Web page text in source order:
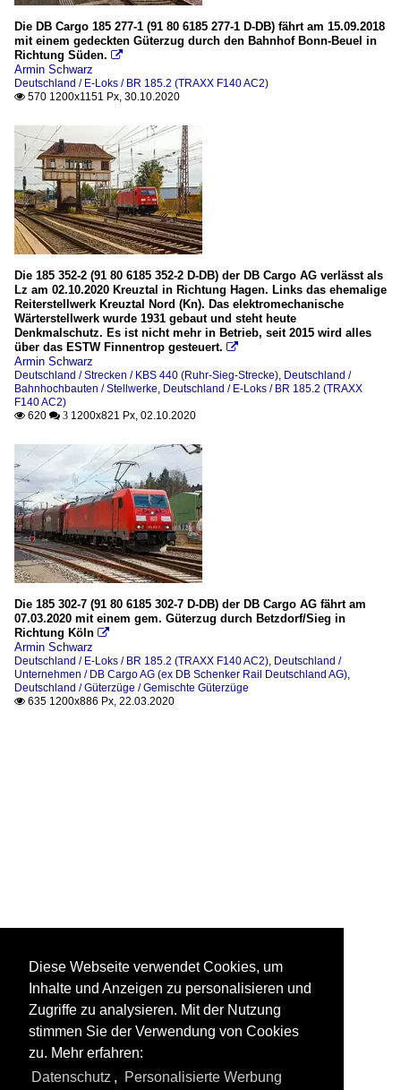
Die DB Cargo 185 277-1 (91 80 6185 277-1 D-DB) fährt am 15.09.2018
mit einem gedeckten Güterzug durch den Bahnhof Bonn-Beuel in
Richtung Süden. 
Armin Schwarz
Deutschland / E-Loks / BR 185.2 (TRAXX F140 AC2)
 570 1200x1151 Px, 30.10.2020
Die 185 352-2 (91 80 6185 352-2 D-DB) der DB Cargo AG verlässt als
Lz am 02.10.2020 Kreuztal in Richtung Hagen. Links das ehemalige
Reiterstellwerk Kreuztal Nord (Kn). Das elektromechanische
Wärterstellwerk wurde 1931 gebaut und steht heute
Denkmalschutz. Es ist nicht mehr in Betrieb, seit 2015 wird alles
über das ESTW Finnentrop gesteuert. 
Armin Schwarz
Deutschland / Strecken / KBS 440 (Ruhr-Sieg-Strecke) Deutschland /
Bahnhochbauten / Stellwerke Deutschland / E-Loks / BR 185.2 (TRAXX
F140 AC2)
 620  3 1200x821 Px, 02.10.2020
Die 185 302-7 (91 80 6185 302-7 D-DB) der DB Cargo AG fährt am
07.03.2020 mit einem gem. Güterzug durch Betzdorf/Sieg in
Richtung Köln 
Armin Schwarz
Deutschland / E-Loks / BR 185.2 (TRAXX F140 AC2) Deutschland /
Unternehmen / DB Cargo AG (ex DB Schenker Rail Deutschland AG)
Deutschland / Güterzüge / Gemischte Güterzüge
 635 1200x886 Px, 22.03.2020
Diese Webseite verwendet Cookies, um
Inhalte und Anzeigen zu personalisieren und
Zugriffe zu analysieren. Mit der Nutzung
stimmen Sie der Verwendung von Cookies
zu. Mehr erfahren:
Datenschutz , Personalisierte Werbung